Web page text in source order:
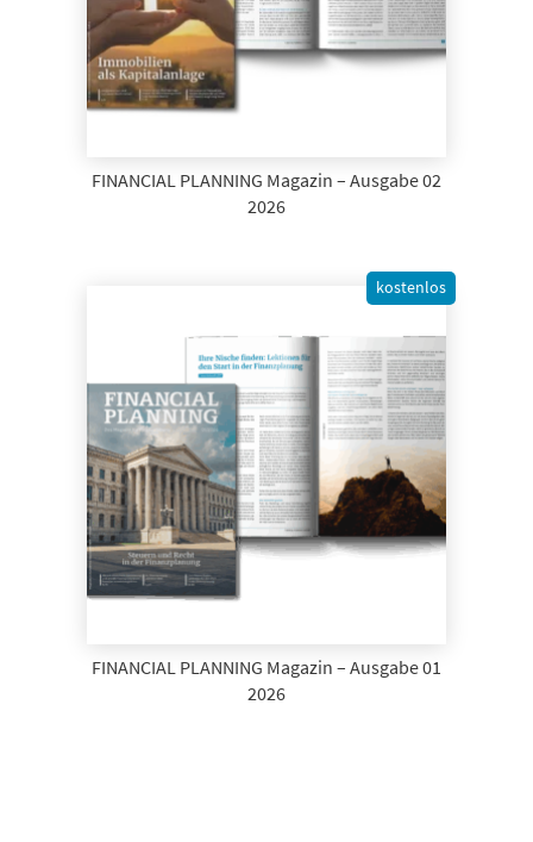
FINANCIAL PLANNING Magazin – Ausgabe 02
2026
FINANCIAL PLANNING Magazin – Ausgabe 01
2026
kostenlos